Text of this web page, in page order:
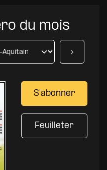
du mois
S'abonner
Feuilleter
Suivant